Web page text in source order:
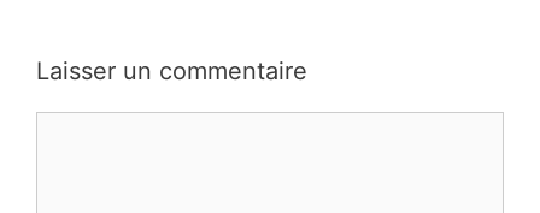
Laisser un commentaire